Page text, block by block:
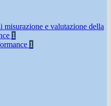
misurazione e valutazione della
1
1